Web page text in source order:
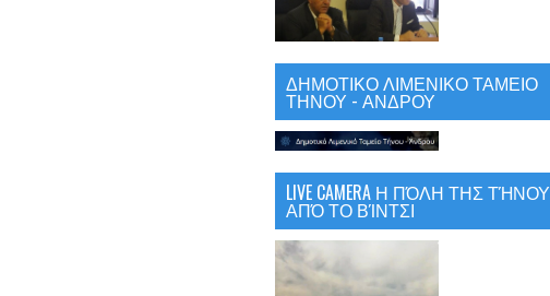
ΔΗΜΟΤΙΚΟ ΛΙΜΕΝΙΚΟ ΤΑΜΕΙΟ
ΤΗΝΟΥ - ΑΝΔΡΟΥ
LIVE CAMERA Η ΠΌΛΗ ΤΗΣ ΤΉΝΟΥ
ΑΠΌ ΤΟ ΒΊΝΤΣΙ